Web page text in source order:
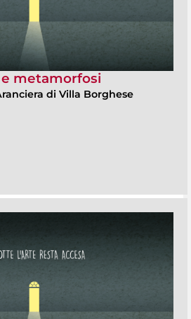
metamorfosi
di Villa Borghese